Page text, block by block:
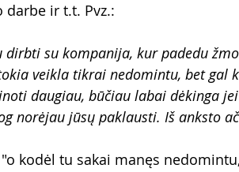
darbe ir t.t. Pvz.:
dirbti su kompanija, kur padedu
veikla tikrai nedomintu, bet gal
daugiau, būčiau labai dėkinga
norėjau jūsų paklausti. Iš anksto
kodėl tu sakai manęs nedomintu,